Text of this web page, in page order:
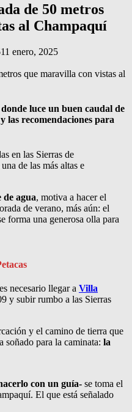
de 50 metros
al Champaquí
11 enero, 2025
luce un buen caudal de
las recomendaciones para
en las Sierras de
de las más altas e
de agua, motiva a hacer el
de verano, más aún: el
forma una generosa olla para
necesario llegar a Villa
y subir rumbo a las Sierras
y el camino de tierra que
soñado para la caminata: la
con un guía- se toma el
El que está señalado